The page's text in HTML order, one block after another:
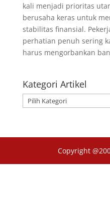
kali menjadi prioritas
berusaha keras untuk
stabilitas finansial.
perhatian penuh sering
harus mengorbankan
Kategori Artikel
Kategori
Artikel
Copyright